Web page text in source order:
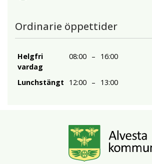
Ordinarie öppettider
Helgfri
vardag
08:00 – 16:00
Lunchstängt 12:00 – 13:00